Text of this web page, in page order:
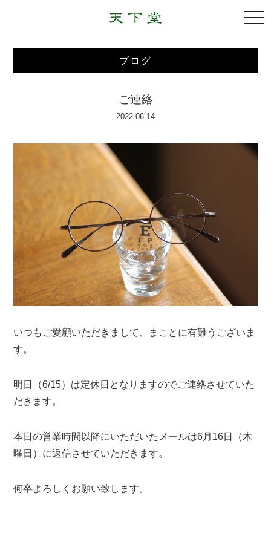
ブログ
ご連絡
2022.06.14
いつもご愛顧いただきまして、まことに有難うございま
す。
明日（6/15）は定休日となりますのでご連絡させていた
だきます。
本日の営業時間以降にいただいたメールは6月16日（木
曜日）に返信させていただきます。
何卒よろしくお願い致します。